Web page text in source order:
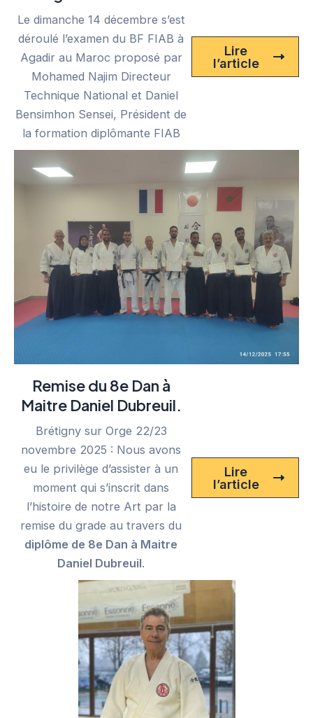
Le dimanche 14 décembre s’est
déroulé l’examen du BF FIAB à
Agadir au Maroc proposé par
Mohamed Najim Directeur
Technique National et Daniel
Bensimhon Sensei, Président de
la formation diplômante FIAB
Lire
l’article
Remise du 8e Dan à
Maitre Daniel Dubreuil.
Brétigny sur Orge 22/23
novembre 2025 : Nous avons
eu le privilège d’assister à un
moment qui s’inscrit dans
l’histoire de notre Art par la
remise du grade au travers du
diplôme de 8e Dan à Maitre
Daniel Dubreuil.
Lire
l’article